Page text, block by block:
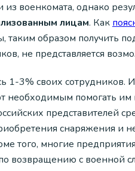
военкомата, однако
лицам. Как
таким образом получить
не представляется
3% своих сотрудников. И
необходимым помогать им
представителей
снаряжения и
того, многие
возвращению с военной